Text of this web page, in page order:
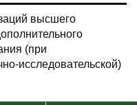
высшего
(при
исследовательской)